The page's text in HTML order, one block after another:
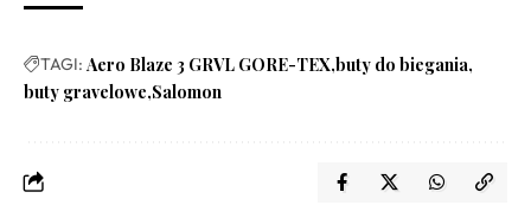
TAGI: Aero Blaze 3 GRVL GORE-TEX buty do biegania
buty gravelowe Salomon